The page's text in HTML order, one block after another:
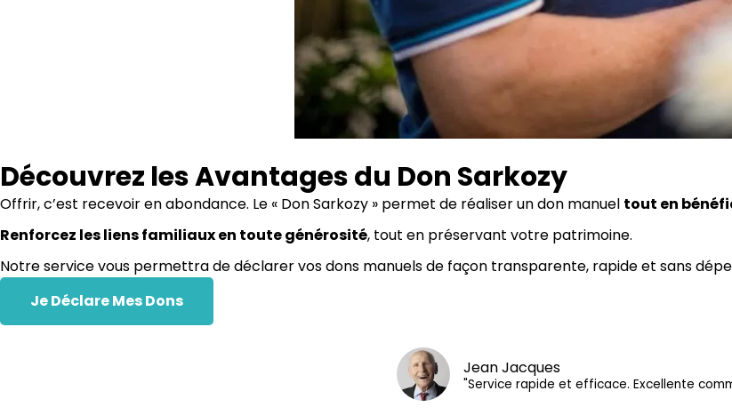
Découvrez les Avantages du Don Sarkozy
Offrir, c’est recevoir en abondance. Le « Don Sarkozy » permet de réaliser un don manuel tout en
Renforcez les liens familiaux en toute générosité, tout en préservant votre patrimoine.
Notre service vous permettra de déclarer vos dons manuels de façon transparente, rapide et sans
Je Déclare Mes Dons
Jean Jacques
"Service rapide et efficace. Excellente